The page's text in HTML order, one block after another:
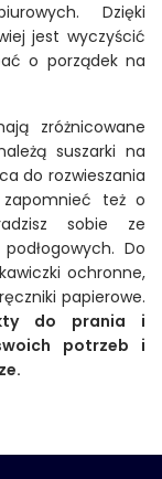
Dzięki
jest wyczyścić
o porządek na
zróżnicowane
suszarki na
do rozwieszania
też o
sobie ze
Do
ochronne,
papierowe.
do prania i
potrzeb i